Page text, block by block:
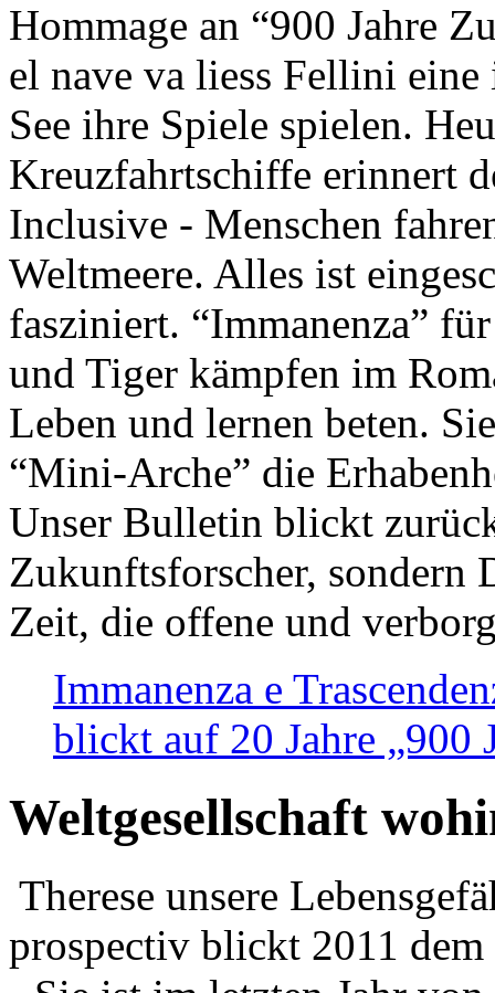
Hommage an “900 Jahre
el nave va liess Fellini
See ihre Spiele spielen.
Kreuzfahrtschiffe erinnert
Inclusive - Menschen
Weltmeere. Alles ist
fasziniert. “Immanenza”
und Tiger kämpfen im
Leben und lernen beten.
“Mini-Arche” die
Unser Bulletin blickt
Zukunftsforscher, sondern
Zeit, die offene und
Immanenza e
blickt auf 20 Jahre „900
Weltgesellschaft
Therese unsere
prospectiv blickt 2011